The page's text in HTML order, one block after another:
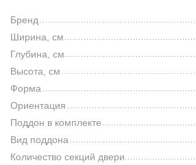
Бренд
Ширина, см
Глубина, см
Высота, см
Форма
Ориентация
Поддон в комплекте
Вид поддона
Количество секций двери